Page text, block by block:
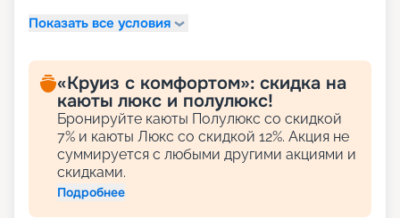
Показать все условия
«Круиз с комфортом»: скидка на
каюты люкс и полулюкс!
Бронируйте каюты Полулюкс со скидкой
7% и каюты Люкс со скидкой 12%. Акция не
суммируется с любыми другими акциями и
скидками.
Подробнее